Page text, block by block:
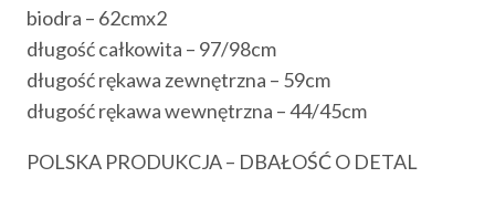
biodra – 62cmx2
długość całkowita – 97/98cm
długość rękawa zewnętrzna – 59cm
długość rękawa wewnętrzna – 44/45cm
POLSKA PRODUKCJA – DBAŁOŚĆ O DETAL